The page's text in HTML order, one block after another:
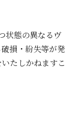
状態の異なるヴ
損・紛失等が発
たしかねますこ